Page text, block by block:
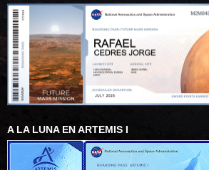
A LA LUNA EN ARTEMIS I